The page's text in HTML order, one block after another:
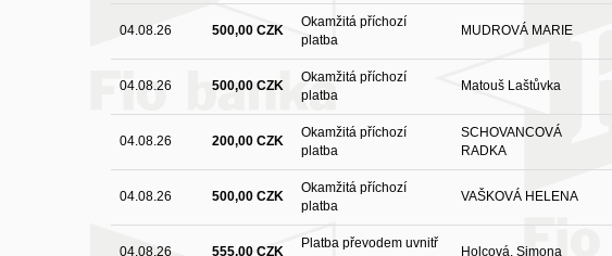
04.08.26 500,00 CZK
Okamžitá příchozí
platba
MUDROVÁ MARIE
04.08.26 500,00 CZK
Okamžitá příchozí
platba
Matouš Laštůvka
04.08.26 200,00 CZK
Okamžitá příchozí
platba
SCHOVANCOVÁ
RADKA
04.08.26 500,00 CZK
Okamžitá příchozí
platba
VAŠKOVÁ HELENA
04.08.26 555,00 CZK
Platba převodem uvnitř
Holcová, Simona